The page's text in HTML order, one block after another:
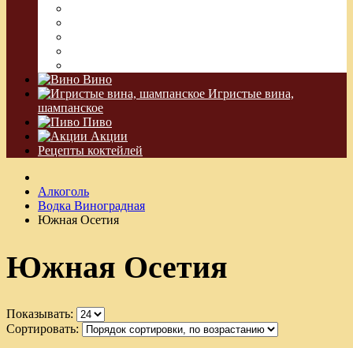
Вино
Игристые вина,
шампанское
Пиво
Акции
Рецепты коктейлей
Алкоголь
Водка Виноградная
Южная Осетия
Южная Осетия
Показывать:
Сортировать: